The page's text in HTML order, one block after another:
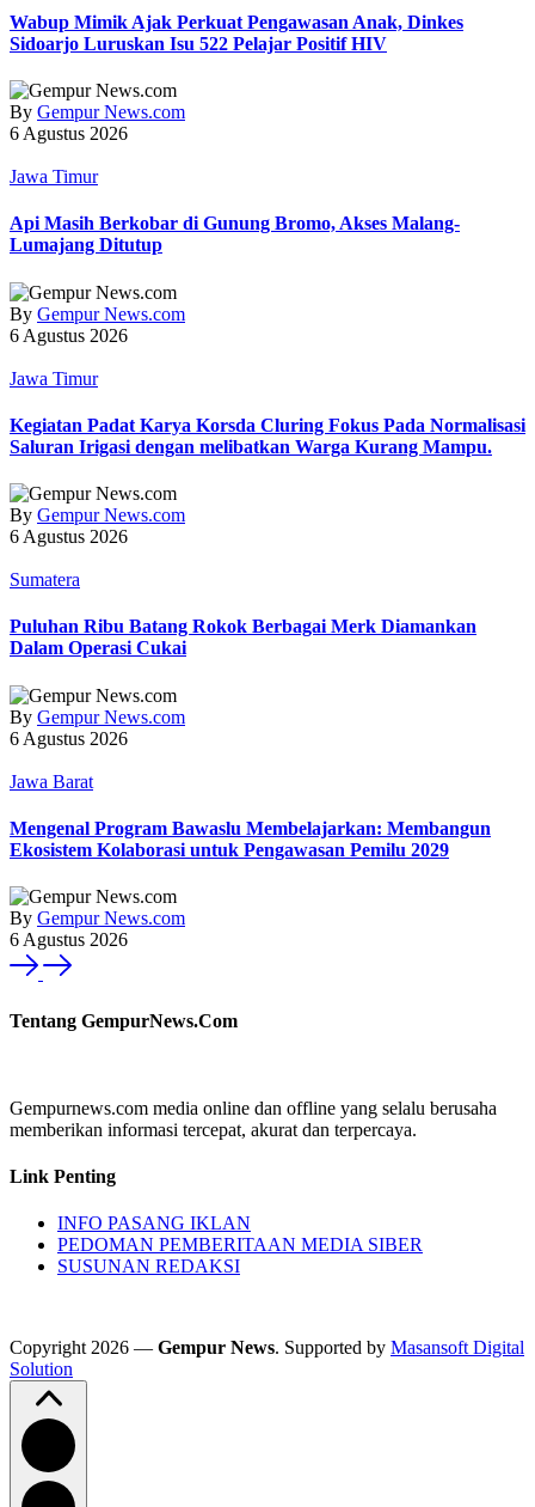
Wabup Mimik Ajak Perkuat Pengawasan Anak, Dinkes
Sidoarjo Luruskan Isu 522 Pelajar Positif HIV
By Gempur News.com
6 Agustus 2026
Jawa Timur
Api Masih Berkobar di Gunung Bromo, Akses Malang-
Lumajang Ditutup
By Gempur News.com
6 Agustus 2026
Jawa Timur
Kegiatan Padat Karya Korsda Cluring Fokus Pada Normalisasi
Saluran Irigasi dengan melibatkan Warga Kurang Mampu.
By Gempur News.com
6 Agustus 2026
Sumatera
Puluhan Ribu Batang Rokok Berbagai Merk Diamankan
Dalam Operasi Cukai
By Gempur News.com
6 Agustus 2026
Jawa Barat
Mengenal Program Bawaslu Membelajarkan: Membangun
Ekosistem Kolaborasi untuk Pengawasan Pemilu 2029
By Gempur News.com
6 Agustus 2026
Tentang GempurNews.Com
Gempurnews.com media online dan offline yang selalu berusaha
memberikan informasi tercepat, akurat dan terpercaya.
Link Penting
INFO PASANG IKLAN
PEDOMAN PEMBERITAAN MEDIA SIBER
SUSUNAN REDAKSI
Copyright 2026 — Gempur News. Supported by Masansoft Digital
Solution